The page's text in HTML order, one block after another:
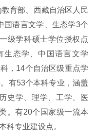
育部、西藏自治区人民
国语言文学、生态学3个
级学科硕士学位授权点
生态学、中国语言文学
，14个自治区级重点学
有53个本科专业，涵盖
史学、理学、工学、医
。有20个国家级一流本
科专业建设点。